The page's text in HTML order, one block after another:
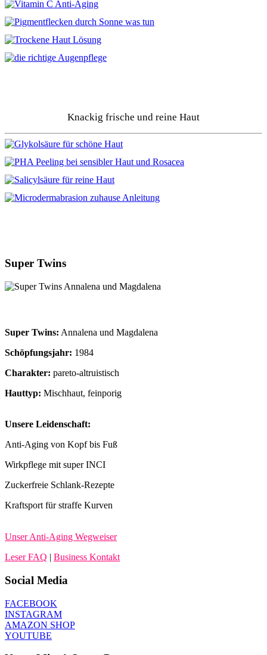
Knackig frische und reine Haut
Super Twins
Super Twins: Annalena und Magdalena
Schöpfungsjahr: 1984
Charakter: pareto-altruistisch
Hauttyp: Mischhaut, feinporig
Unsere Leidenschaft:
Anti-Aging von Kopf bis Fuß
Wirkpflege mit super INCI
Zuckerfreie Schlank-Rezepte
Kraftsport für straffe Kurven
Unser Anti-Aging Wegweiser
Leser FAQ | Business Kontakt
Social Media
FACEBOOK
INSTAGRAM
AMAZON SHOP
YOUTUBE